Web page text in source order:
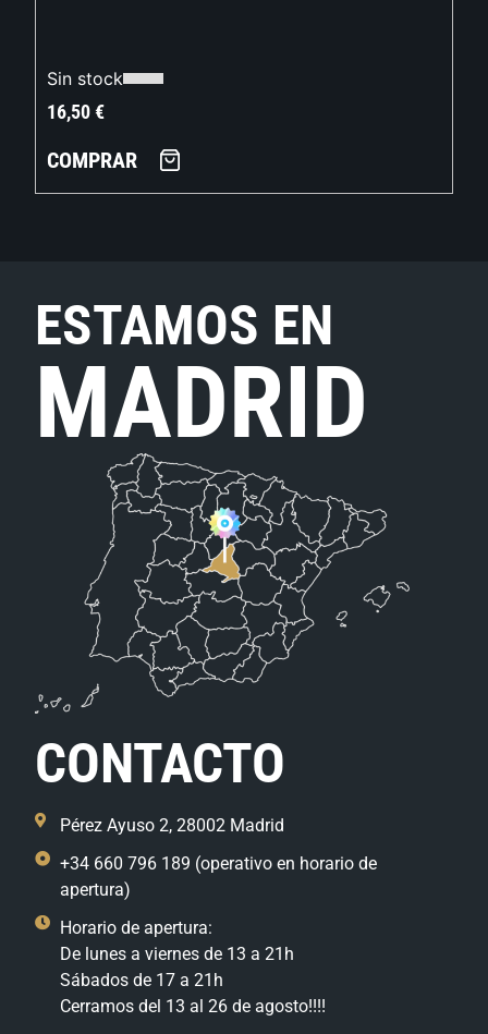
Sin stock
16,50€
COMPRAR
ESTAMOS EN
MADRID
CONTACTO
Pérez Ayuso 2, 28002 Madrid
+34 660 796 189 (operativo en horario de
apertura)
Horario de apertura:
De lunes a viernes de 13 a 21h
Sábados de 17 a 21h
Cerramos del 13 al 26 de agosto!!!!